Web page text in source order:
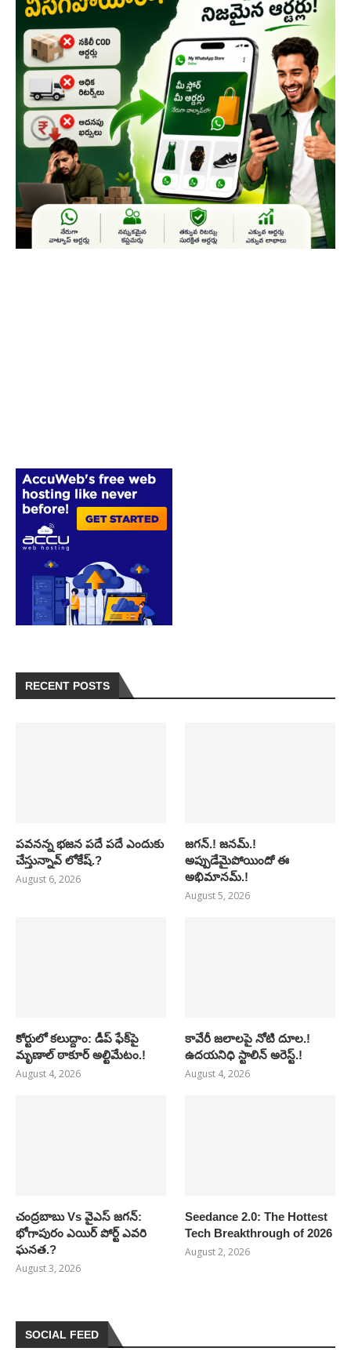
RECENT POSTS
పవనన్న భజన పదే పదే ఎందుకు
చేస్తున్నావ్ లోకేష్.?
August 6, 2026
జగన్.! జనమ్.!
అప్పుడేమైపోయిందో ఈ
అభిమానమ్.!
August 5, 2026
కోర్టులో కలుద్దాం: డీప్ ఫేక్‌పై
మృణాల్ ఠాకూర్ అల్టిమేటం.!
August 4, 2026
కావేరీ జలాలపై నోటి దూల.!
ఉదయనిధి స్టాలిన్ అరెస్ట్.!
August 4, 2026
చంద్రబాబు Vs వైఎస్ జగన్:
భోగాపురం ఎయిర్ పోర్ట్ ఎవరి
ఘనత.?
August 3, 2026
Seedance 2.0: The Hottest
Tech Breakthrough of 2026
August 2, 2026
SOCIAL FEED